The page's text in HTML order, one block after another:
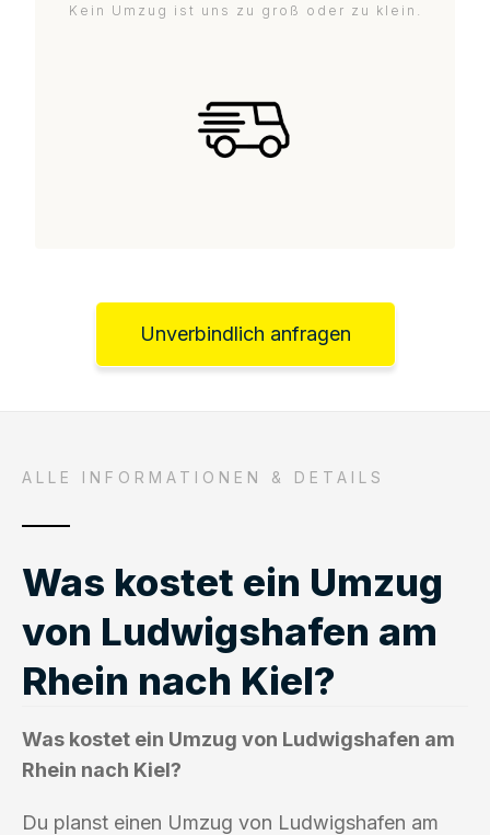
Kein Umzug ist uns zu groß oder zu klein.
Unverbindlich anfragen
ALLE INFORMATIONEN & DETAILS
Was kostet ein Umzug
von Ludwigshafen am
Rhein nach Kiel?
Was kostet ein Umzug von Ludwigshafen am
Rhein nach Kiel?
Du planst einen Umzug von Ludwigshafen am